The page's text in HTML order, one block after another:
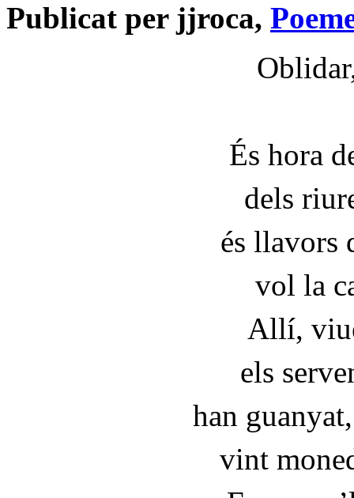
Publicat per jjroca,
És hora
dels
és llavors
vol la
Allí,
els
han
vint